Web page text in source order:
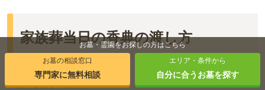
家族葬当日の香典の渡し方
お墓・霊園をお探しの方はこちら
お墓の相談窓口
専門家に無料相談
エリア・条件から
自分に合うお墓を探す